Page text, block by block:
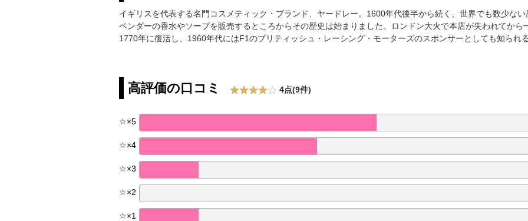
イギリスを代表する名門コスメティック・ブランド、ヤードレー。1600年代後半から続く、世界でも数少な
ベンダーの香水やソープを販売するところからその歴史は始まりました。ロンドン大火で本店が失われてから
1770年に復活し、1960年代にはF1のブリティッシュ・レーシング・モーターズのスポンサーとしても知られ
高評価の口コミ 4点(9件)
☆×5
☆×4
☆×3
☆×2
☆×1